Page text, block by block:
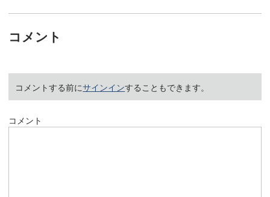
コメント
コメントする前にサインインすることもできます。
コメント